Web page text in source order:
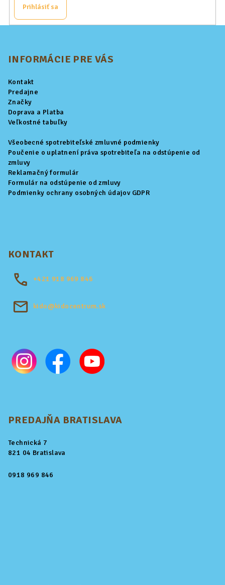
Prihlásiť sa
INFORMÁCIE PRE VÁS
Kontakt
Predajne
Značky
Doprava a Platba
Veľkostné tabuľky
Všeobecné spotrebiteľské zmluvné podmienky
Poučenie o uplatnení práva spotrebiteľa na odstúpenie od
zmluvy
Reklamačný formulár
Formulár na odstúpenie od zmluvy
Podmienky ochrany osobných údajov GDPR
KONTAKT
+421 918 969 846
kido@kidocentrum.sk
PREDAJŇA BRATISLAVA
Technická 7
821 04 Bratislava
0918 969 846